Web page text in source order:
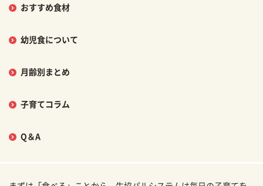
おすすめ食材
幼児食について
月齢別まとめ
子育てコラム
Q＆A